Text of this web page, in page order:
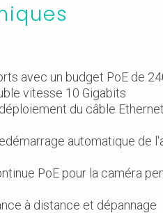
avec un budget PoE de
vitesse 10 Gigabits
du câble
automatique de
PoE pour la caméra
à distance et dépannage